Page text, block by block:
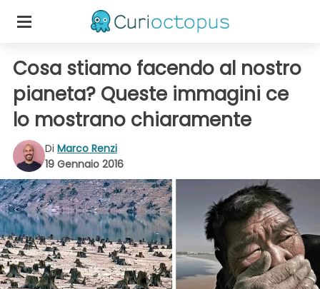
Cosa stiamo facendo al nostro
pianeta? Queste immagini ce
lo mostrano chiaramente
Di Marco Renzi
19 Gennaio 2016